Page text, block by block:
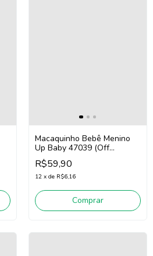
Macaquinho Bebê Menino
Up Baby 47039 (Off
White/Azul/Laranja)
R$59,90
12 x de R$6,16
Comprar